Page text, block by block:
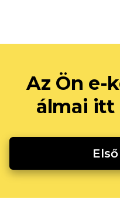
Az Ön e-
álmai itt